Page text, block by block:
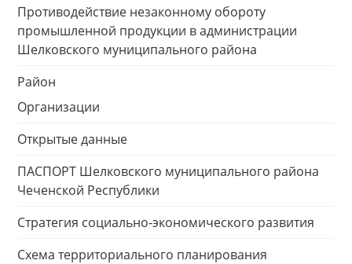
Противодействие незаконному обороту
промышленной продукции в администрации
Шелковского муниципального района
Район
Организации
Открытые данные
ПАСПОРТ Шелковского муниципального района
Чеченской Республики
Стратегия социально-экономического развития
Схема территориального планирования